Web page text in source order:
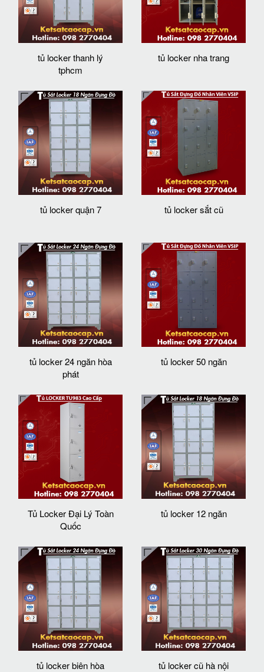
tủ locker thanh lý
tphcm
tủ locker nha trang
tủ locker quận 7 tủ locker sắt cũ
tủ locker 24 ngăn hòa
phát
tủ locker 50 ngăn
Tủ Locker Đại Lý Toàn
Quốc
tủ locker 12 ngăn
tủ locker biên hòa tủ locker cũ hà nội